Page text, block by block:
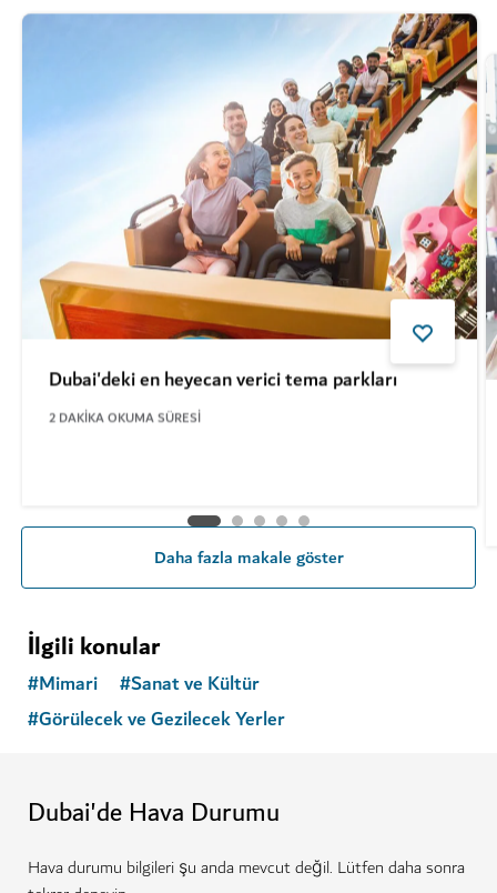
Dubai'deki en heyecan verici tema parkları
2 DAKIKA OKUMA SÜRESI
Daha fazla makale göster
İlgili konular
#Mimari #Sanat ve Kültür
#Görülecek ve Gezilecek Yerler
Dubai'de Hava Durumu
Hava durumu bilgileri şu anda mevcut değil. Lütfen daha sonra